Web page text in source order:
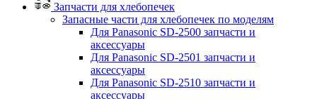
Запчасти для хлебопечек
Запасные части для хлебопечек по моделям
Для Panasonic SD-2500 запчасти и
аксессуары
Для Panasonic SD-2501 запчасти и
аксессуары
Для Panasonic SD-2510 запчасти и
аксессуары